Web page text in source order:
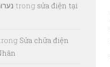
trong sửa điện tại
Sửa chữa điện